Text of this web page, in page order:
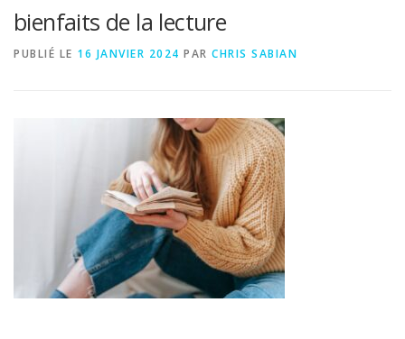
bienfaits de la lecture
PUBLIÉ LE 16 JANVIER 2024 PAR CHRIS SABIAN